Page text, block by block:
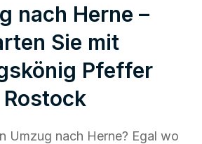
nach Herne –
Sie mit
Pfeffer
Rostock
Umzug nach Herne? Egal wo